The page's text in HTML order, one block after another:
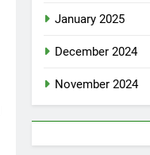
January 2025
December 2024
November 2024